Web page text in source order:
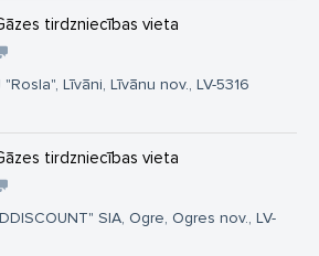
tirdzniecības vieta
Līvāni, Līvānu nov., LV-5316
tirdzniecības vieta
SIA, Ogre, Ogres nov., LV-